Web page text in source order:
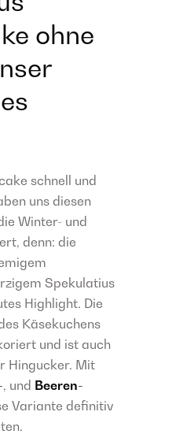
ohne
schnell und
uns diesen
Winter- und
denn: die
Spekulatius
Highlight. Die
Käsekuchens
und ist auch
Hingucker. Mit
, und Beeren-
Variante definitiv